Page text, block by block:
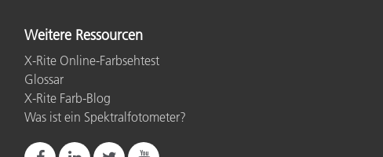
Weitere Ressourcen
X-Rite Online-Farbsehtest
Glossar
X-Rite Farb-Blog
Was ist ein Spektralfotometer?